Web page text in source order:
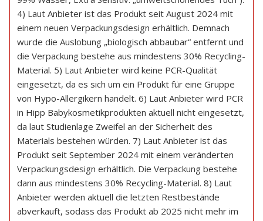
4) Laut Anbieter ist das Produkt seit August 2024 mit
einem neuen Verpackungsdesign erhältlich. Demnach
wurde die Auslobung „biologisch abbaubar“ entfernt und
die Verpackung bestehe aus mindestens 30% Recycling-
Material. 5) Laut Anbieter wird keine PCR-Qualität
eingesetzt, da es sich um ein Produkt für eine Gruppe
von Hypo-Allergikern handelt. 6) Laut Anbieter wird PCR
in Hipp Babykosmetikprodukten aktuell nicht eingesetzt,
da laut Studienlage Zweifel an der Sicherheit des
Materials bestehen würden. 7) Laut Anbieter ist das
Produkt seit September 2024 mit einem veränderten
Verpackungsdesign erhältlich. Die Verpackung bestehe
dann aus mindestens 30% Recycling-Material. 8) Laut
Anbieter werden aktuell die letzten Restbestände
abverkauft, sodass das Produkt ab 2025 nicht mehr im